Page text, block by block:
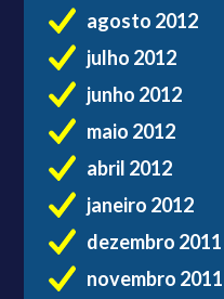
agosto 2012
julho 2012
junho 2012
maio 2012
abril 2012
janeiro 2012
dezembro 2011
novembro 2011